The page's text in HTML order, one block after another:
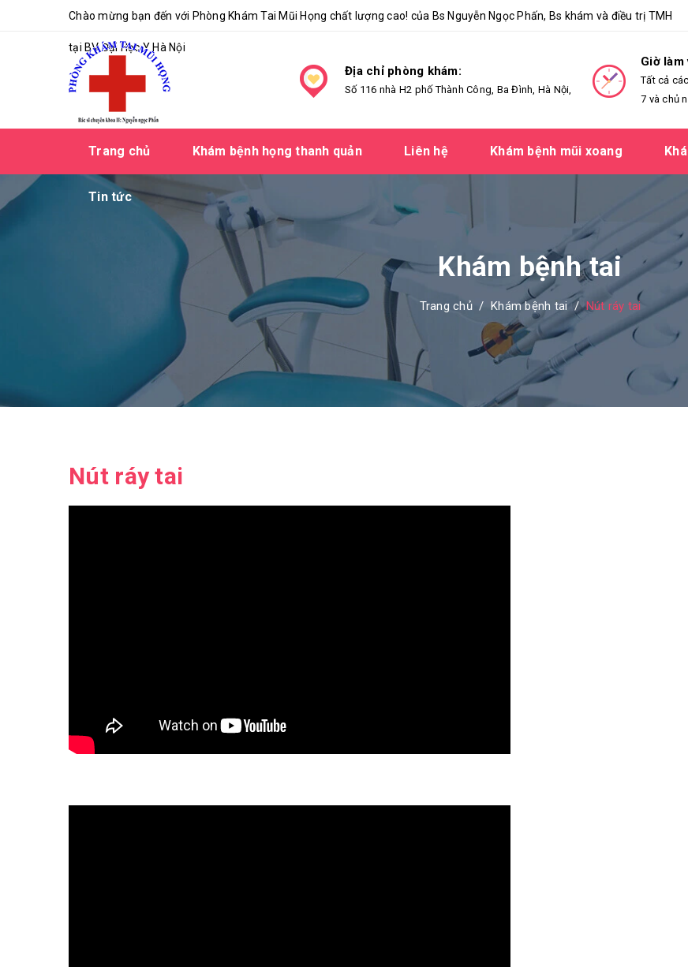
Chào mừng bạn đến với Phòng Khám Tai Mũi Họng chất lượng cao! của Bs Nguyễn Ngọc Phấn, Bs khám và điều trị TMH
tại BV Đại Học Y Hà Nội
Địa chỉ phòng khám:
Số 116 nhà H2 phố Thành Công, Ba Đình, Hà Nội,
Giờ làm
Tất cả
7 và chủ
Trang chủ Khám bệnh họng thanh quản Liên hệ Khám bệnh mũi xoang
Tin tức
Khám bệnh tai
Trang chủ / Khám bệnh tai / Nút ráy tai
Nút ráy tai